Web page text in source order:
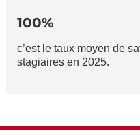
100%
c’est le taux moyen de
stagiaires en 2025.